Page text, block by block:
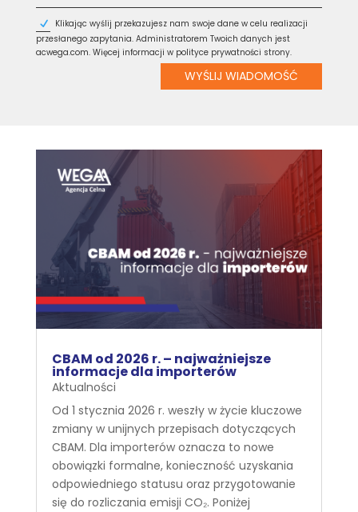
Klikając wyślij przekazujesz nam swoje dane w celu realizacji
przesłanego zapytania. Administratorem Twoich danych jest
acwega.com. Więcej informacji w polityce prywatności strony.
WYŚLIJ WIADOMOŚĆ
CBAM od 2026 r. – najważniejsze
informacje dla importerów
Aktualności
Od 1 stycznia 2026 r. weszły w życie kluczowe
zmiany w unijnych przepisach dotyczących
CBAM. Dla importerów oznacza to nowe
obowiązki formalne, konieczność uzyskania
odpowiedniego statusu oraz przygotowanie
się do rozliczania emisji CO₂. Poniżej